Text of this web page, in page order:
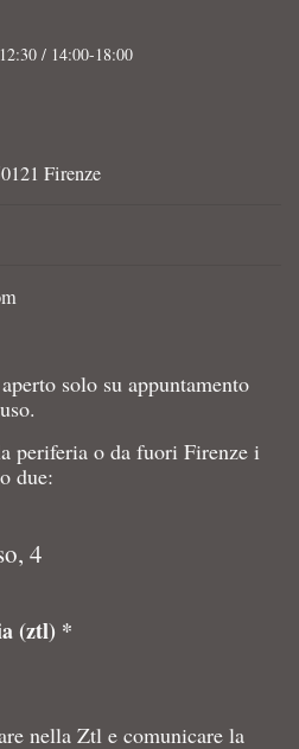
/ 14:00-18:00
Firenze
aperto solo su appuntamento
periferia o da fuori Firenze i
due:
4
(ztl) *
nella Ztl e comunicare la